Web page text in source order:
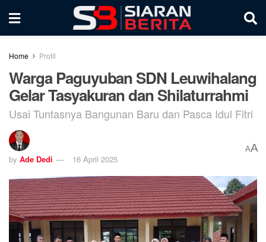
Home Profil
Warga Paguyuban SDN Leuwihalang
Gelar Tasyakuran dan Shilaturrahmi
Usai Tuntasnya Bangunan Baru dan Pasca Idul Fitri
by Ade Dedi 16 April 2025
AA